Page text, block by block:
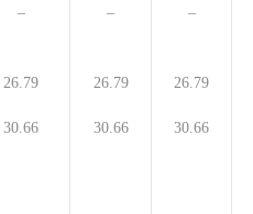
– – –
26.79 26.79 26.79
30.66 30.66 30.66